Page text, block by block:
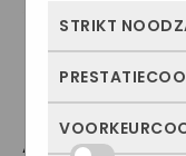
ADIDAS
STRIKT
Deze cookies
kunnen niet
Met deze